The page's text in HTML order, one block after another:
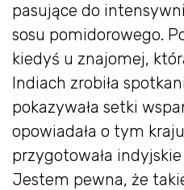
pasujące do
sosu pomidorowego.
kiedyś u znajomej,
Indiach zrobiła
pokazywała setki
opowiadała o tym
przygotowała indyjskie
Jestem pewna, że